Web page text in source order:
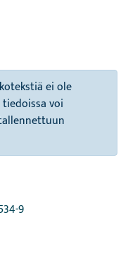
ei ole
voi
9